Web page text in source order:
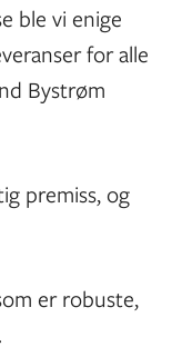
ble vi enige
for alle
Bystrøm
premiss, og
er robuste,